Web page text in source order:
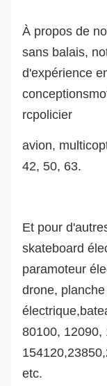
À propos de
sans balais,
d'expérience
conceptions
rcpolicier
avion,
42, 50, 63.
Et pour
skateboard
paramoteur
drone,
électrique
80100, 12090,
etc.